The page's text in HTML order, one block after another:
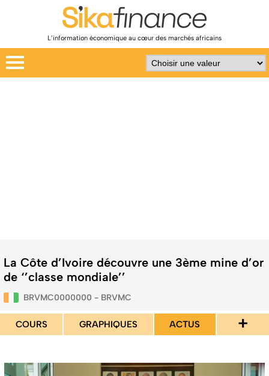
L’information économique au cœur des marchés africains
La Côte d’Ivoire découvre une 3ème mine d’or
de ‘’classe mondiale’’
BRVMC0000000 - BRVMC
COURS GRAPHIQUES ACTUS +